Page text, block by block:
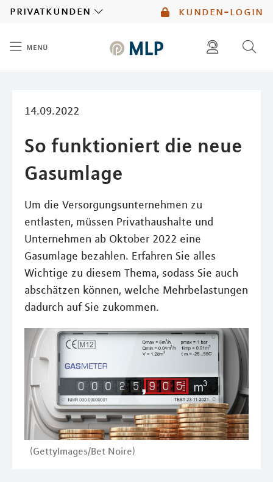
kunden-login
privatkunden
menü
14.09.2022
So funktioniert die neue
Gasumlage
Um die Versorgungsunternehmen zu
entlasten, müssen Privathaushalte und
Unternehmen ab Oktober 2022 eine
Gasumlage bezahlen. Erfahren Sie alles
Wichtige zu diesem Thema, sodass Sie auch
abschätzen können, welche Mehrbelastungen
dadurch auf Sie zukommen.
(GettyImages/Bet Noire)